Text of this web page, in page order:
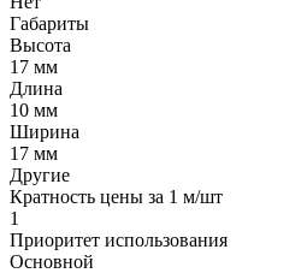
Габариты
Высота
17 мм
Длина
10 мм
Ширина
17 мм
Другие
Кратность цены за 1 м/шт
1
Приоритет использования
Основной